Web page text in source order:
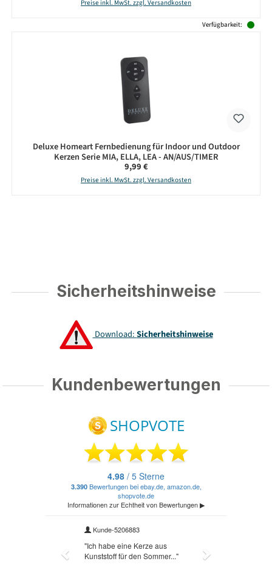
Preise inkl. MwSt. zzgl. Versandkosten
Verfügbarkeit:
Deluxe Homeart Fernbedienung für Indoor und Outdoor
Kerzen Serie MIA, ELLA, LEA - AN/AUS/TIMER
Regulärer Preis:
9,99 €
Preise inkl. MwSt. zzgl. Versandkosten
Sicherheitshinweise
Download:Sicherheitshinweise
Kundenbewertungen